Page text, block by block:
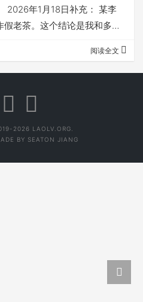
2026年1月18日补充： 某李
老茶。这个结论是我和多个
阅读全文
2026 LAOLV.ORG.
BY SEATON JIANG